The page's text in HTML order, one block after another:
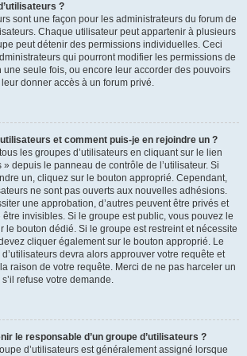
?
sont une façon pour les administrateurs du forum de
Chaque utilisateur peut appartenir à plusieurs
peut détenir des permissions individuelles. Ceci
qui pourront modifier les permissions de
seule fois, ou encore leur accorder des pouvoirs
donner accès à un forum privé.
et comment puis-je en rejoindre un ?
les groupes d’utilisateurs en cliquant sur le lien
» depuis le panneau de contrôle de l’utilisateur. Si
un, cliquez sur le bouton approprié. Cependant,
ne sont pas ouverts aux nouvelles adhésions.
une approbation, d’autres peuvent être privés et
être invisibles. Si le groupe est public, vous pouvez le
le bouton dédié. Si le groupe est restreint et nécessite
cliquer également sur le bouton approprié. Le
devra alors approuver votre requête et
raison de votre requête. Merci de ne pas harceler un
refuse votre demande.
le responsable d’un groupe d’utilisateurs ?
d’utilisateurs est généralement assigné lorsque